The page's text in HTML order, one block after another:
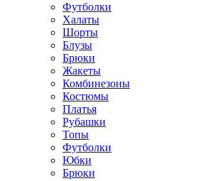
Футболки
Халаты
Шорты
Блузы
Брюки
Жакеты
Комбинезоны
Костюмы
Платья
Рубашки
Топы
Футболки
Юбки
Брюки